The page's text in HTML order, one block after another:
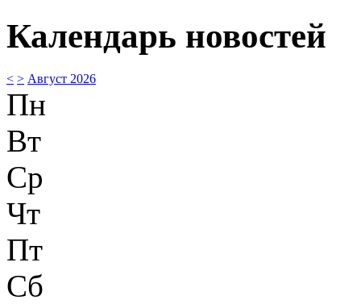
Календарь новостей
< > Август 2026
Пн
Вт
Ср
Чт
Пт
Сб